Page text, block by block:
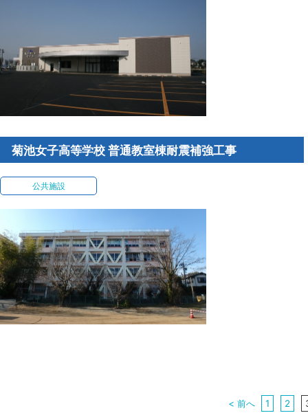
菊池女子高等学校 普通教室棟耐震補強工事
公共施設
< 前へ 1 2